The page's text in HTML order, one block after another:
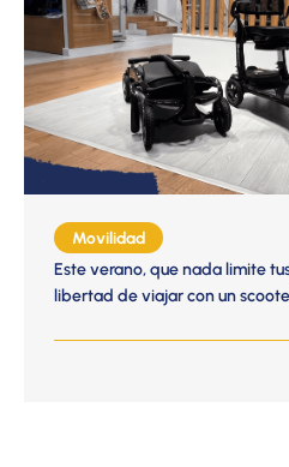
Movilidad
Este verano, que nada limite
libertad de viajar con un